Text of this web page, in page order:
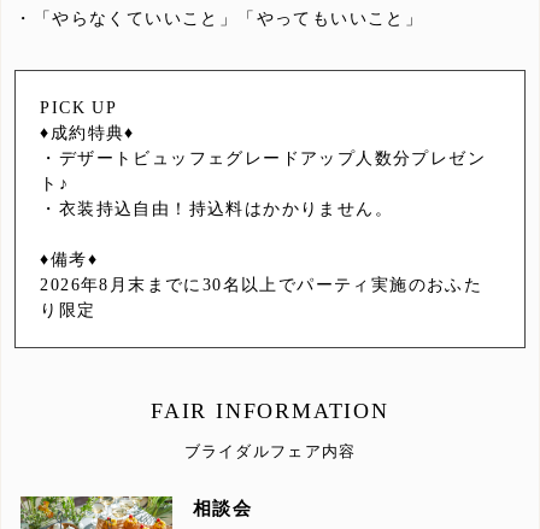
・「やらなくていいこと」「やってもいいこと」
PICK UP
♦成約特典♦
・デザートビュッフェグレードアップ人数分プレゼン
ト♪
・衣装持込自由！持込料はかかりません。
♦備考♦
2026年8月末までに30名以上でパーティ実施のおふた
り限定
FAIR INFORMATION
ブライダルフェア内容
相談会